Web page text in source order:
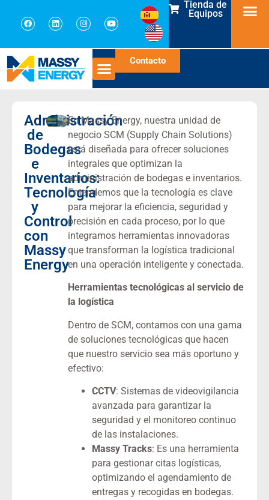
Tienda de
Equipos
Contacto
Administración
de
Bodegas
e
Inventarios:
Tecnología
y
Control
con
Massy
Energy
En Massy Energy, nuestra unidad de
negocio SCM (Supply Chain Solutions)
está diseñada para ofrecer soluciones
integrales que optimizan la
administración de bodegas e inventarios.
Entendemos que la tecnología es clave
para mejorar la eficiencia, seguridad y
precisión en cada proceso, por lo que
integramos herramientas innovadoras
que transforman la logística tradicional
en una operación inteligente y conectada.
Herramientas tecnológicas al servicio de
la logística
Dentro de SCM, contamos con una gama
de soluciones tecnológicas que hacen
que nuestro servicio sea más oportuno y
efectivo:
CCTV: Sistemas de videovigilancia
avanzada para garantizar la
seguridad y el monitoreo continuo
de las instalaciones.
Massy Tracks: Es una herramienta
para gestionar citas logísticas,
optimizando el agendamiento de
entregas y recogidas en bodegas.